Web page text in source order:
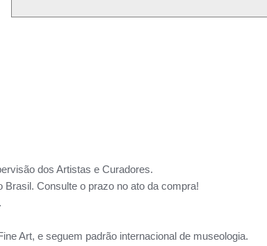
dos Artistas e Curadores.
Consulte o prazo no ato da compra!
Art, e seguem padrão internacional de museologia.